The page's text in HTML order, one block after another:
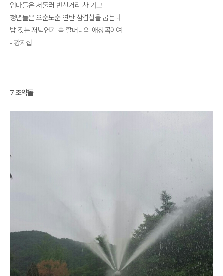
엄마들은 서둘러 반찬거리 사 가고
청년들은 오순도순 연탄 삼겹살을 굽는다
밥 짓는 저녁연기 속 할머니의 애창곡이여
- 황지섭
7 조약돌